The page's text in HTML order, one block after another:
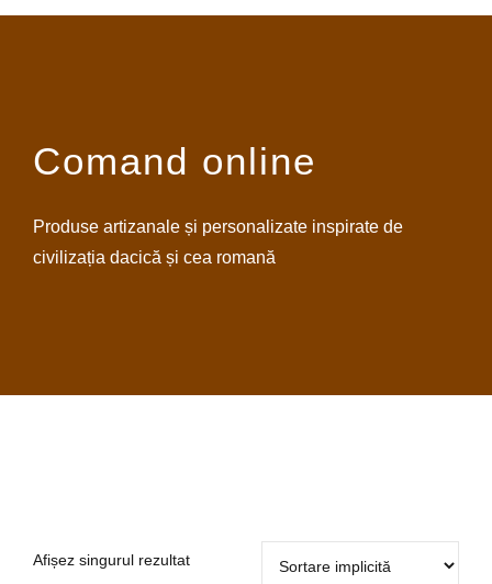
Comand online
Produse artizanale și personalizate inspirate de
civilizația dacică și cea romană
Afișez singurul rezultat